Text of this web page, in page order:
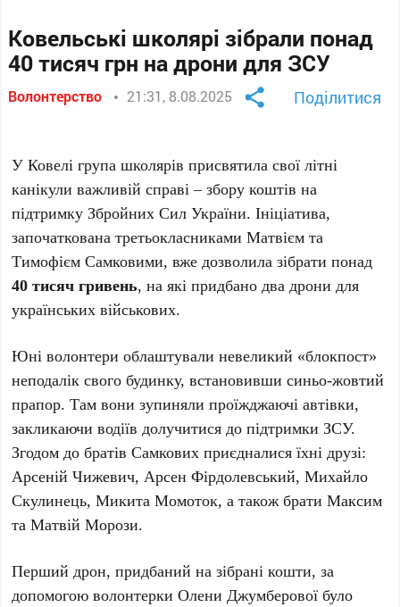
Ковельські школярі зібрали понад
40 тисяч грн на дрони для ЗСУ
Волонтерство 21:31, 8.08.2025 Поділитися
У Ковелі група школярів присвятила свої літні
канікули важливій справі – збору коштів на
підтримку Збройних Сил України. Ініціатива,
започаткована третьокласниками Матвієм та
Тимофієм Самковими, вже дозволила зібрати понад
40 тисяч гривень, на які придбано два дрони для
українських військових.
Юні волонтери облаштували невеликий «блокпост»
неподалік свого будинку, встановивши синьо-жовтий
прапор. Там вони зупиняли проїжджаючі автівки,
закликаючи водіїв долучитися до підтримки ЗСУ.
Згодом до братів Самкових приєдналися їхні друзі:
Арсеній Чижевич, Арсен Фірдолевський, Михайло
Скулинець, Микита Момоток, а також брати Максим
та Матвій Морози.
Перший дрон, придбаний на зібрані кошти, за
допомогою волонтерки Олени Джумберової було